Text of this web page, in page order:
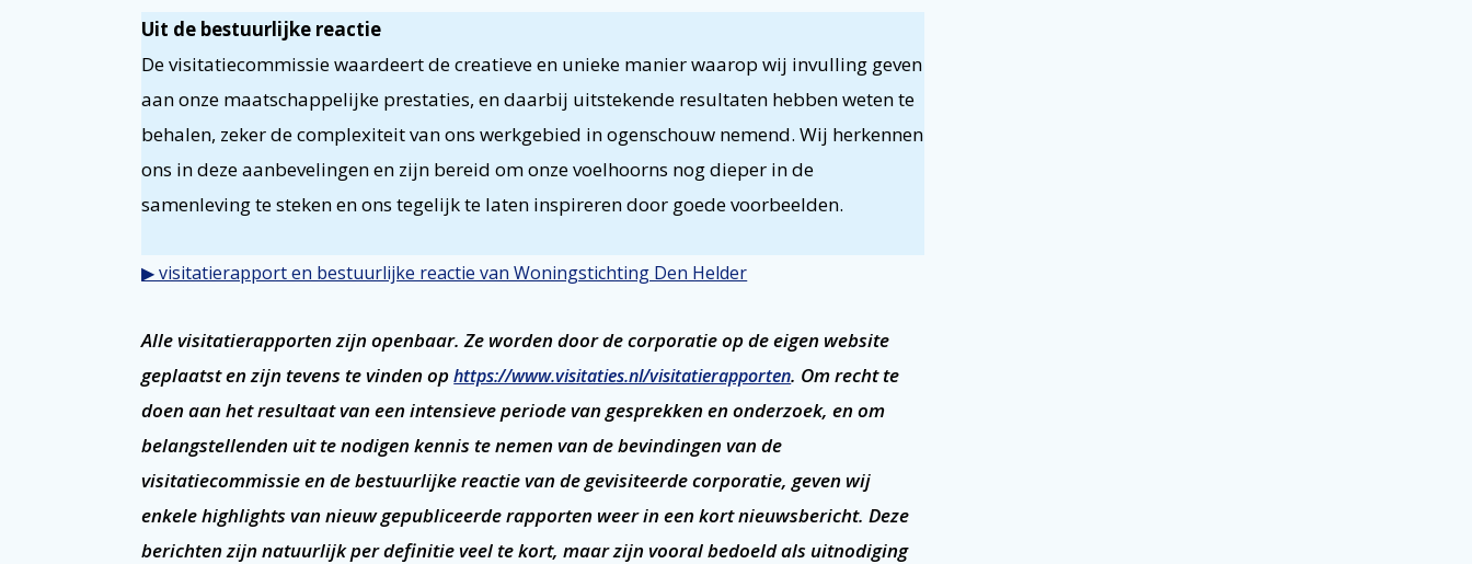
Uit de bestuurlijke reactie
De visitatiecommissie waardeert de creatieve en unieke manier waarop wij invulling geven
aan onze maatschappelijke prestaties, en daarbij uitstekende resultaten hebben weten te
behalen, zeker de complexiteit van ons werkgebied in ogenschouw nemend. Wij herkennen
ons in deze aanbevelingen en zijn bereid om onze voelhoorns nog dieper in de
samenleving te steken en ons tegelijk te laten inspireren door goede voorbeelden.
▶ visitatierapport en bestuurlijke reactie van Woningstichting Den Helder
Alle visitatierapporten zijn openbaar. Ze worden door de corporatie op de eigen website
geplaatst en zijn tevens te vinden ophttps://www.visitaties.nl/visitatierapporten. Om recht te
doen aan het resultaat van een intensieve periode van gesprekken en onderzoek, en om
belangstellenden uit te nodigen kennis te nemen van de bevindingen van de
visitatiecommissie en de bestuurlijke reactie van de gevisiteerde corporatie, geven wij
enkele highlights van nieuw gepubliceerde rapporten weer in een kort nieuwsbericht. Deze
berichten zijn natuurlijk per definitie veel te kort, maar zijn vooral bedoeld als uitnodiging